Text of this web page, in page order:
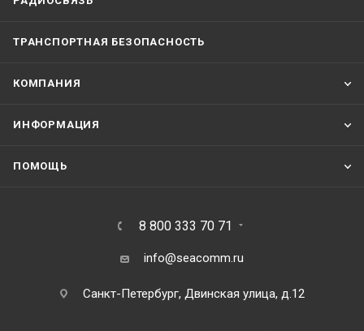
ТРАНСПОРТНАЯ БЕЗОПАСНОСТЬ
КОМПАНИЯ
ИНФОРМАЦИЯ
ПОМОЩЬ
8 800 333 70 71
info@seacomm.ru
Санкт-Петербург, Двинская улица, д.12